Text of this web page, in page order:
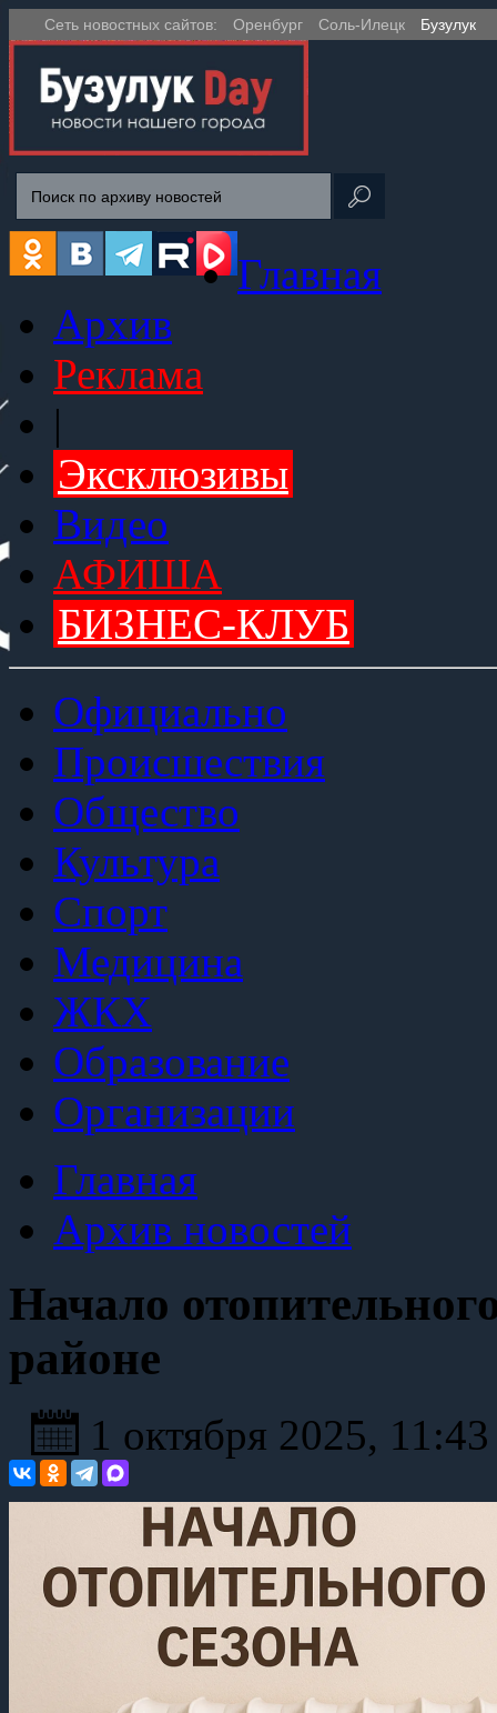
Сеть новостных сайтов: Оренбург Соль-Илецк Бузулук
Главная
Архив
Реклама
|
Эксклюзивы
Видео
АФИША
БИЗНЕС-КЛУБ
Официально
Происшествия
Общество
Культура
Спорт
Медицина
ЖКХ
Образование
Организации
Главная
Архив новостей
Начало
районе
1 октября 2025,